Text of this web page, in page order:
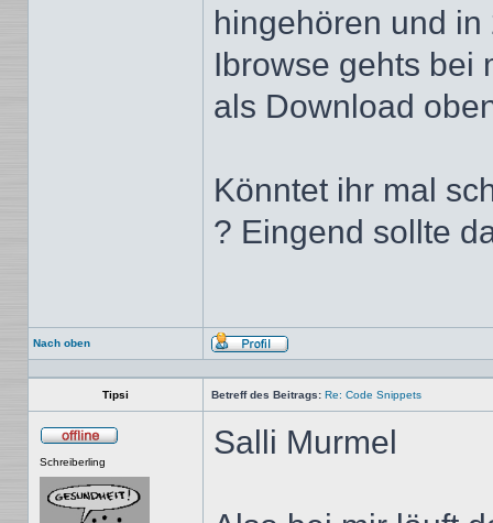
hingehören und
Ibrowse gehts bei
als Download
Könntet ihr mal
? Eingend sollte
Nach oben
Profil
Tipsi Betreff des Beitrags: Re: Code Snippets
Schreiberling
Salli Murmel